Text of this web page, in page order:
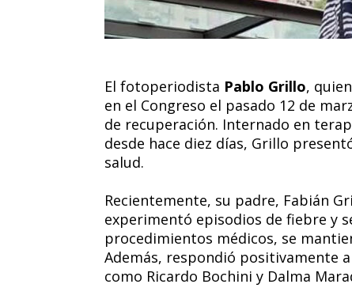
El fotoperiodista Pablo Grillo,
en el Congreso el pasado 12 de
de recuperación. Internado en
desde hace diez días, Grillo
salud.
Recientemente, su padre, Fabián
experimentó episodios de fiebre y
procedimientos médicos, se
Además, respondió positivamente
como Ricardo Bochini y Dalma